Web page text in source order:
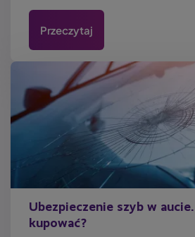
Przeczytaj
Ubezpieczenie szyb w
kupować?